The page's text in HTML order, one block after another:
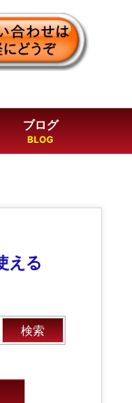
ブログ
える